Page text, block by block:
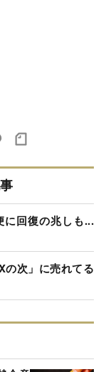
に回復の兆しも...
の次」に売れてる